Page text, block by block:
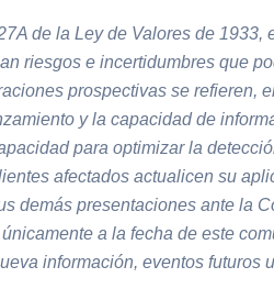
de la Ley de Valores de
riesgos e incertidumbres que
prospectivas se refieren,
y la capacidad de
para optimizar la
afectados actualicen su
demás presentaciones ante la
a la fecha de este
información, eventos futuros